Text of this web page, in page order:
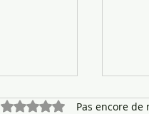
Noté 0 étoile sur 5.Pas encore de